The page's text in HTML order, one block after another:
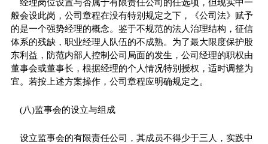
经理岗位设置与否属于有限责任公司的任选项，但现实中一
般会设此岗，公司章程在没有特别规定之下，《公司法》赋予
的是一个强势经理的概念。鉴于不规范的法人治理结构，征信
体系的残缺，职业经理人队伍的不成熟。为了最大限度保护股
东利益，防范内部人控制公司局面的发生，公司经理的职权由
董事会或董事长，根据经理的个人情况特别授权，适时调整为
宜。若按上述方案操作，公司章程应明确规定之。
(八)监事会的设立与组成
设立监事会的有限责任公司，其成员不得少于三人，实践中